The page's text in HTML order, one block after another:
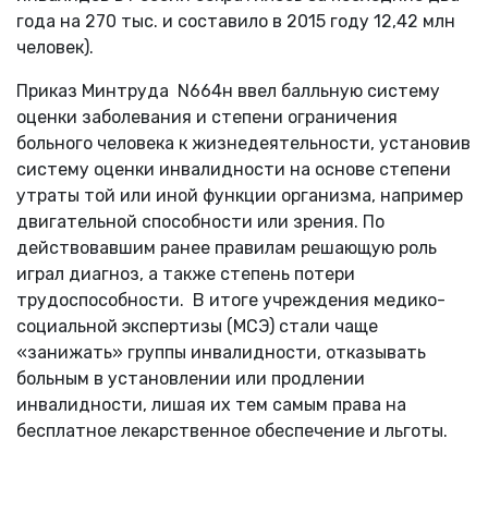
года на 270 тыс. и составило в 2015 году 12,42 млн
человек).
Приказ Минтруда N664н ввел балльную систему
оценки заболевания и степени ограничения
больного человека к жизнедеятельности, установив
систему оценки инвалидности на основе степени
утраты той или иной функции организма, например
двигательной способности или зрения. По
действовавшим ранее правилам решающую роль
играл диагноз, а также степень потери
трудоспособности. В итоге учреждения медико-
социальной экспертизы (МСЭ) стали чаще
«занижать» группы инвалидности, отказывать
больным в установлении или продлении
инвалидности, лишая их тем самым права на
бесплатное лекарственное обеспечение и льготы.